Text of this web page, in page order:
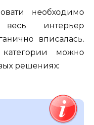
необходимо
весь интерьер
вписалась.
можно
решениях: